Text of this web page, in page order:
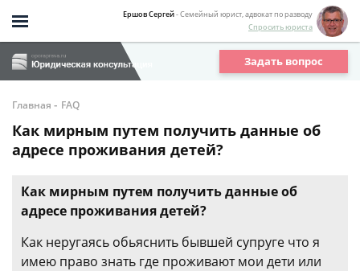
Ершов Сергей- Семейный юрист, адвокат по разводу
Спросить юриста
Задать вопрос
Главная - FAQ
Как мирным путем получить данные об
адресе проживания детей?
Как мирным путем получить данные об
адресе проживания детей?
Как неругаясь обьяснить бывшей супруге что я
имею право знать где проживают мои дети или